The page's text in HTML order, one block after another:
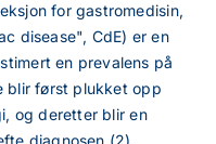
for gastromedisin,
disease", CdE) er en
en prevalens på
blir først plukket opp
og deretter blir en